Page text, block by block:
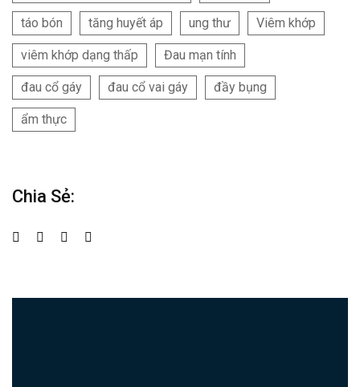
táo bón tăng huyết áp ung thư Viêm khớp
viêm khớp dạng thấp Đau mạn tính
đau cổ gáy đau cổ vai gáy đầy bụng
ẩm thực
Chia Sẻ: